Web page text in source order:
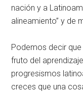
nación y a
alineamiento” y de
Podemos decir
fruto del
progresismos
creces que una